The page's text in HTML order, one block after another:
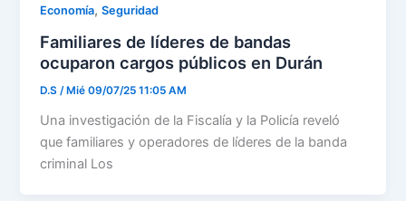
Economía,Seguridad
Familiares de líderes de bandas
ocuparon cargos públicos en Durán
D.S /Mié 09/07/25 11:05 AM
Una investigación de la Fiscalía y la Policía reveló
que familiares y operadores de líderes de la banda
criminal Los